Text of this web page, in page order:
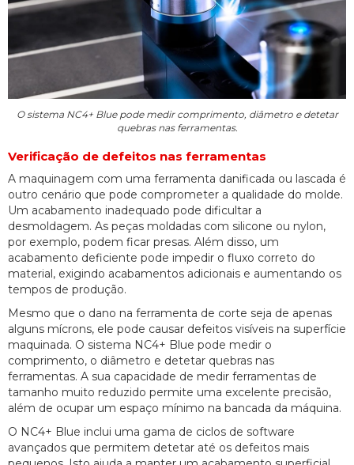
O sistema NC4+ Blue pode medir comprimento, diâmetro e detetar
quebras nas ferramentas.
Verificação de defeitos nas ferramentas
A maquinagem com uma ferramenta danificada ou lascada é
outro cenário que pode comprometer a qualidade do molde.
Um acabamento inadequado pode dificultar a
desmoldagem. As peças moldadas com silicone ou nylon,
por exemplo, podem ficar presas. Além disso, um
acabamento deficiente pode impedir o fluxo correto do
material, exigindo acabamentos adicionais e aumentando os
tempos de produção.
Mesmo que o dano na ferramenta de corte seja de apenas
alguns mícrons, ele pode causar defeitos visíveis na superfície
maquinada. O sistema NC4+ Blue pode medir o
comprimento, o diâmetro e detetar quebras nas
ferramentas. A sua capacidade de medir ferramentas de
tamanho muito reduzido permite uma excelente precisão,
além de ocupar um espaço mínimo na bancada da máquina.
O NC4+ Blue inclui uma gama de ciclos de software
avançados que permitem detetar até os defeitos mais